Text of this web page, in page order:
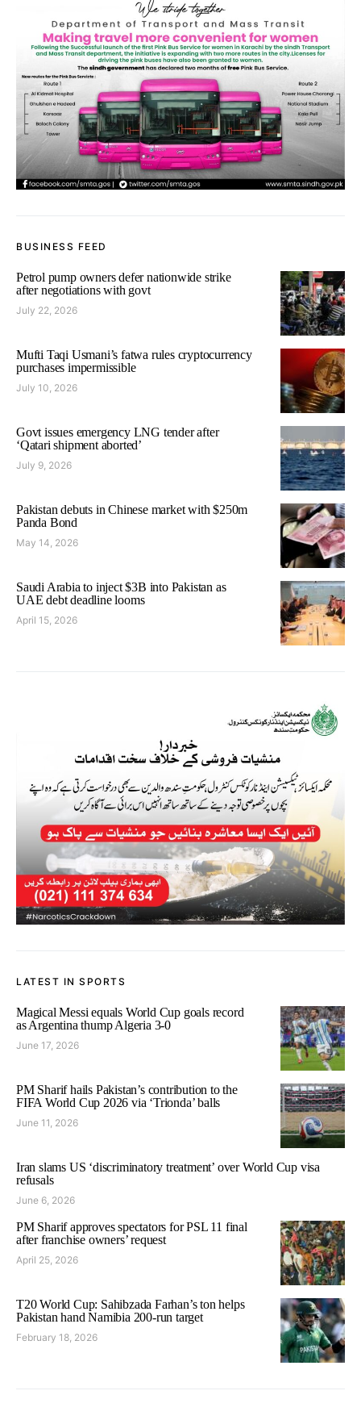
BUSINESS FEED
Petrol pump owners defer nationwide strike
after negotiations with govt
July 22, 2026
Mufti Taqi Usmani’s fatwa rules cryptocurrency
purchases impermissible
July 10, 2026
Govt issues emergency LNG tender after
‘Qatari shipment aborted’
July 9, 2026
Pakistan debuts in Chinese market with $250m
Panda Bond
May 14, 2026
Saudi Arabia to inject $3B into Pakistan as
UAE debt deadline looms
April 15, 2026
LATEST IN SPORTS
Magical Messi equals World Cup goals record
as Argentina thump Algeria 3-0
June 17, 2026
PM Sharif hails Pakistan’s contribution to the
FIFA World Cup 2026 via ‘Trionda’ balls
June 11, 2026
Iran slams US ‘discriminatory treatment’ over World Cup visa
refusals
June 6, 2026
PM Sharif approves spectators for PSL 11 final
after franchise owners’ request
April 25, 2026
T20 World Cup: Sahibzada Farhan’s ton helps
Pakistan hand Namibia 200-run target
February 18, 2026